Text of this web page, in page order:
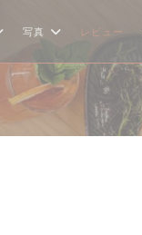
写真 レビュー